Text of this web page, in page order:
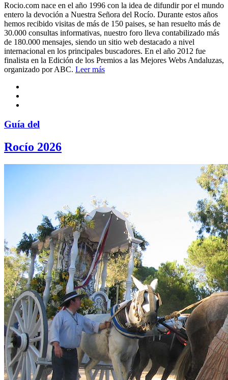
Rocio.com nace en el año 1996 con la idea de difundir por el mundo
entero la devoción a Nuestra Señora del Rocío. Durante estos años
hemos recibido visitas de más de 150 paises, se han resuelto más de
30.000 consultas informativas, nuestro foro lleva contabilizado más
de 180.000 mensajes, siendo un sitio web destacado a nivel
internacional en los principales buscadores. En el año 2012 fue
finalista en la Edición de los Premios a las Mejores Webs Andaluzas,
organizado por ABC. Leer más
Guía del
Rocío 2026